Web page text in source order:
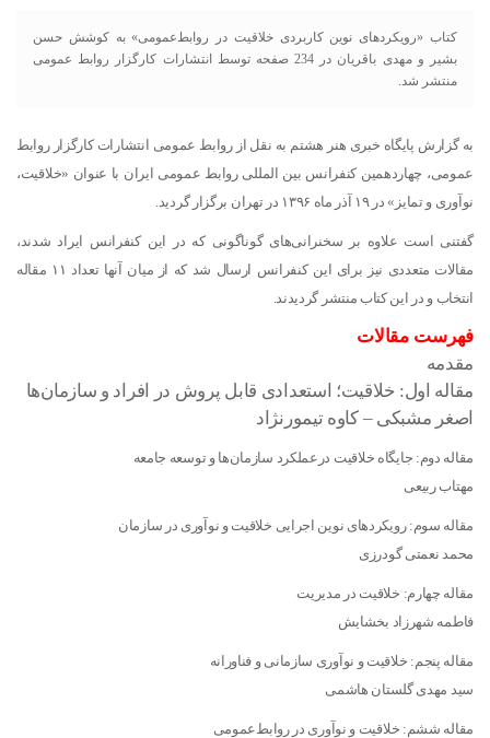
کتاب «رویکردهای نوین کاربردی خلاقیت در روابط‌عمومی» به کوشش حسن
بشیر و مهدی باقریان در 234 صفحه توسط انتشارات کارگزار روابط عمومی
منتشر شد.
به گزارش پایگاه خبری هنر هشتم به نقل از روابط عمومی انتشارات کارگزار روابط
عمومی، چهاردهمین کنفرانس بین المللی روابط عمومی ایران با عنوان «خلاقیت،
نوآوری و تمایز» در ۱۹ آذر ماه ۱۳۹۶ در تهران برگزار گردید.
گفتنی است علاوه بر سخنرانی‌های گوناگونی که در این کنفرانس ایراد شدند،
مقالات متعددی نیز برای این کنفرانس ارسال شد که از میان آنها تعداد ۱۱ مقاله
انتخاب و در این کتاب منتشر گردیدند.
فهرست مقالات
مقدمه
مقاله اول: خلاقیت؛ استعدادی قابل پروش در افراد و سازمان‌ها
اصغر مشبکی – کاوه تیمورنژاد
مقاله دوم: جایگاه خلاقیت درعملکرد سازمان‌ها و توسعه جامعه
مهتاب ربیعی
مقاله سوم: رویکردهای نوین اجرایی خلاقیت و نوآوری در سازمان
محمد نعمتی گودرزی
مقاله چهارم: خلاقیت در مدیریت
فاطمه شهرزاد بخشایش
مقاله پنجم: خلاقیت و نوآوری سازمانی و فناورانه
سید مهدی گلستان هاشمی
مقاله ششم: خلاقیت و نوآوری در روابط‌عمومی